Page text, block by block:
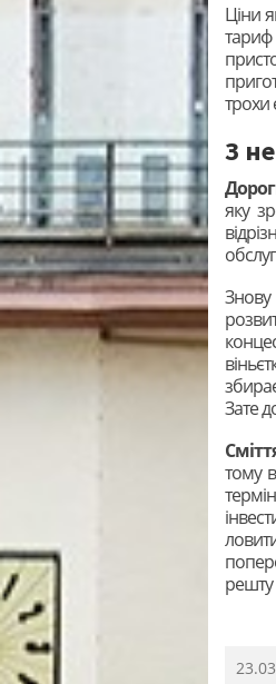
Ціни
тариф
трохи
З
яку
Зате
тому
решту